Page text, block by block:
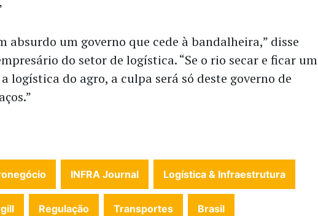
absurdo um governo que cede à bandalheira,” disse
do setor de logística. “Se o rio secar e ficar um
a logística do agro, a culpa será só deste governo de
INFRA Journal Logística & Infraestrutura
Regulação Transportes Brasil